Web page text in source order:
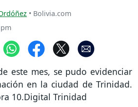
• Bolivia.com